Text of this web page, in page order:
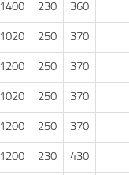
1400 230 360
1020 250 370
1200 250 370
1020 250 370
1200 250 370
1200 230 430